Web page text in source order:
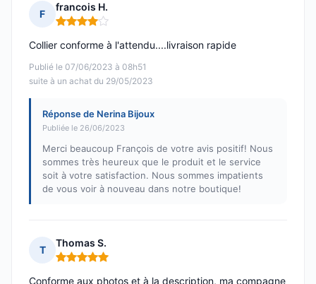
F
francois H.
Note : 4 sur 5
Publié le 07/06/2023 à 08h51
suite à un achat du 29/05/2023
Collier conforme à l'attendu....livraison rapide
Réponse de Nerina Bijoux
Publiée le 26/06/2023
Merci beaucoup François de votre avis positif! Nous
sommes très heureux que le produit et le service
soit à votre satisfaction. Nous sommes impatients
de vous voir à nouveau dans notre boutique!
T
Thomas S.
Note : 5 sur 5
Conforme aux photos et à la description, ma compagne